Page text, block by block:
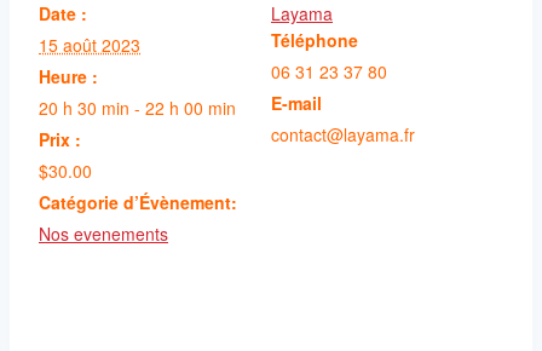
Date :
15 août 2023
Heure :
20 h 30 min - 22 h 00 min
Prix :
$30.00
Catégorie d’Évènement:
Nos evenements
Layama
Téléphone
06 31 23 37 80
E-mail
contact@layama.fr